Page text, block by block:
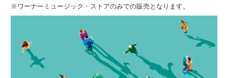
※ワーナーミュージック・ストアのみでの販売となります。